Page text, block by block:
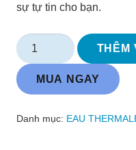
sự tự tin cho bạn.
Uriage
Eau
Thermale
D'Eau
THÊM
MUA NGAY
Danh mục: EAU